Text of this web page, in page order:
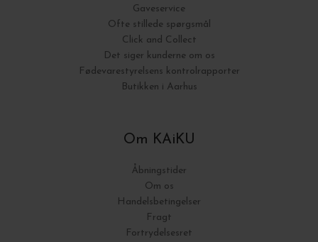
Gaveservice
Ofte stillede spørgsmål
Click and Collect
Det siger kunderne om os
Fødevarestyrelsens kontrolrapporter
Butikken i Aarhus
Om KAiKU
Åbningstider
Om os
Handelsbetingelser
Fragt
Fortrydelsesret